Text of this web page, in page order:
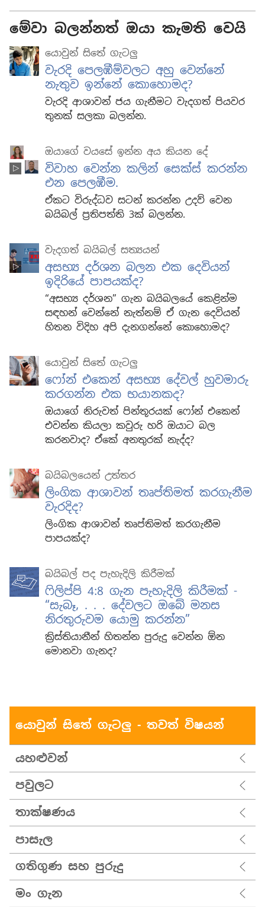
මේවා බලන්නත් ඔයා කැමති වෙයි
යොවුන් සිතේ ගැටලු
වැරදි පෙලඹීම්වලට අහු වෙන්නේ
නැතුව ඉන්නේ කොහොමද?
වැරදි ආශාවන් ජය ගැනීමට වැදගත් පියවර
තුනක් සලකා බලන්න.
ඔයාගේ වයසේ ඉන්න අය කියන දේ
විවාහ වෙන්න කලින් සෙක්ස් කරන්න
එන පෙලඹීම.
ඒකට විරුද්ධව සටන් කරන්න උදව් වෙන
බයිබල් ප්‍රතිපත්ති 3ක් බලන්න.
වැදගත් බයිබල් සත්‍යයන්
අසභ්‍ය දර්ශන බලන එක දෙවියන්
ඉදිරියේ පාපයක්ද?
“අසභ්‍ය දර්ශන” ගැන බයිබලයේ කෙළින්ම
සඳහන් වෙන්නේ නැත්නම් ඒ ගැන දෙවියන්
හිතන විදිහ අපි දැනගන්නේ කොහොමද?
යොවුන් සිතේ ගැටලු
ෆෝන් එකෙන් අසභ්‍ය දේවල් හුවමාරු
කරගන්න එක භයානකද?
ඔයාගේ නිරුවත් පින්තූරයක් ෆෝන් එකෙන්
එවන්න කියලා කවුරු හරි ඔයාට බල
කරනවාද? ඒකේ අනතුරක් නැද්ද?
බයිබලයෙන් උත්තර
ලිංගික ආශාවන් තෘප්තිමත් කරගැනීම
වැරදිද?
ලිංගික ආශාවන් තෘප්තිමත් කරගැනීම
පාපයක්ද?
බයිබල් පද පැහැදිලි කිරීමක්
ෆිලිප්පි 4:8 ගැන පැහැදිලි කිරීමක් -
“සැබෑ, . . . දේවලට ඔබේ මනස
නිරතුරුවම යොමු කරන්න”
ක්‍රිස්තියානීන් හිතන්න පුරුදු වෙන්න ඕන
මොනවා ගැනද?
යොවුන් සිතේ ගැටලු - තවත් විෂයන්
යහළුවන්
පවුලට
තාක්ෂණය
පාසැල
ගතිගුණ සහ පුරුදු
මං ගැන